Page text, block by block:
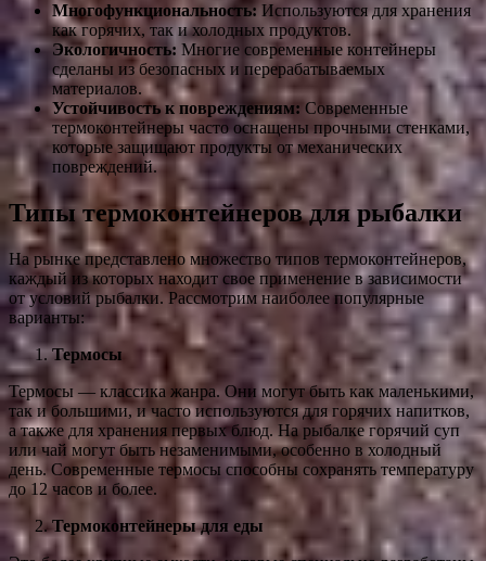
Многофункциональность: Используются для хранения
как горячих, так и холодных продуктов.
Экологичность: Многие современные контейнеры
сделаны из безопасных и перерабатываемых
материалов.
Устойчивость к повреждениям: Современные
термоконтейнеры часто оснащены прочными стенками,
которые защищают продукты от механических
повреждений.
Типы термоконтейнеров для рыбалки
На рынке представлено множество типов термоконтейнеров,
каждый из которых находит свое применение в зависимости
от условий рыбалки. Рассмотрим наиболее популярные
варианты:
Термосы
Термосы — классика жанра. Они могут быть как маленькими,
так и большими, и часто используются для горячих напитков,
а также для хранения первых блюд. На рыбалке горячий суп
или чай могут быть незаменимыми, особенно в холодный
день. Современные термосы способны сохранять температуру
до 12 часов и более.
Термоконтейнеры для еды